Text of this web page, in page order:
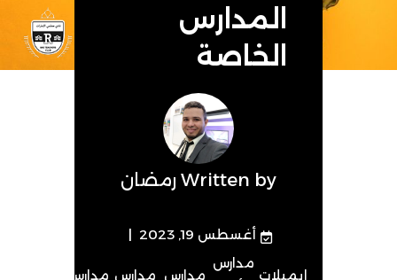
المدارس
الخاصة
Written by رمضان
أغسطس 19, 2023
إيميلات
مدارس
مدارس مدارس مدارس